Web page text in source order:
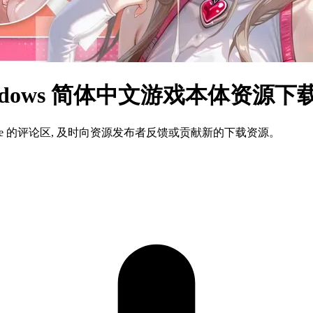
简体中文游戏本体资源下
评论区, 及时向资源发布者反馈或贡献新的下载资源。